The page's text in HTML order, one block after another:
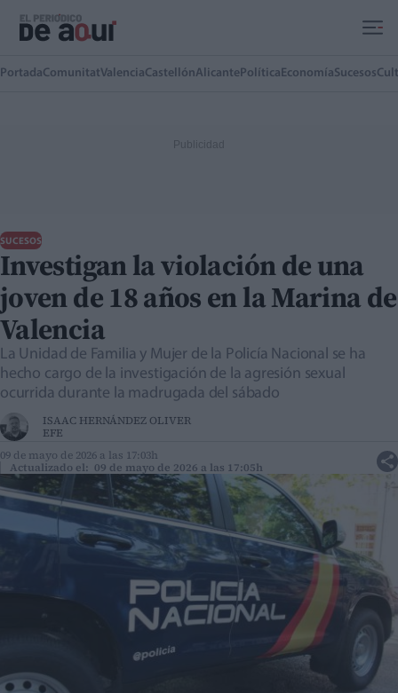
PortadaComunitatValenciaCastellónAlicante Política EconomíaSucesos
SUCESOS
Investigan la violación de una
joven de 18 años en la Marina de
Valencia
La Unidad de Familia y Mujer de la Policía Nacional se ha
hecho cargo de la investigación de la agresión sexual
ocurrida durante la madrugada del sábado
ISAAC HERNÁNDEZ OLIVER
EFE
09 de mayo de 2026 a las 17:03h
Actualizado el: 09 de mayo de 2026 a las 17:05h